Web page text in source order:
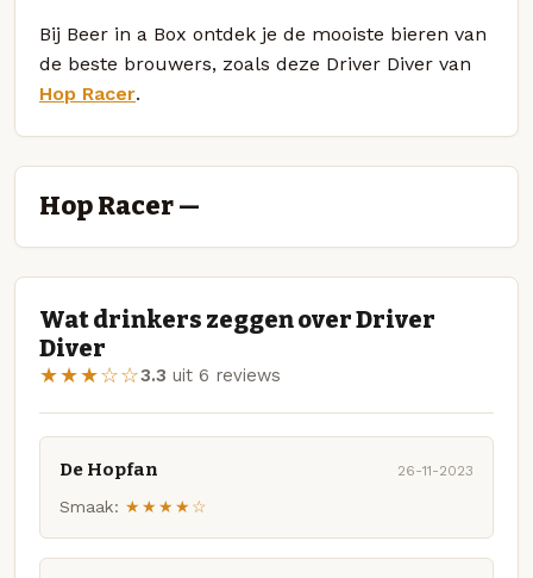
Bij Beer in a Box ontdek je de mooiste bieren van
de beste brouwers, zoals deze Driver Diver van
Hop Racer.
Hop Racer —
Wat drinkers zeggen over Driver
Diver
★★★☆☆3.3 uit 6 reviews
De Hopfan 26-11-2023
Smaak: ★★★★☆